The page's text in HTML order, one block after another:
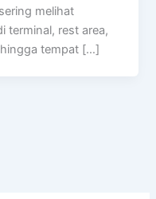
melihat
terminal, rest area,
tempat […]